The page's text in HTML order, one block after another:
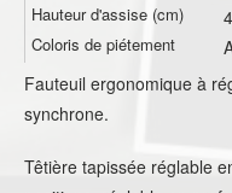
Hauteur d'assise (cm)
Coloris de piétement
Fauteuil ergonomique à
synchrone.
Têtière tapissée réglable